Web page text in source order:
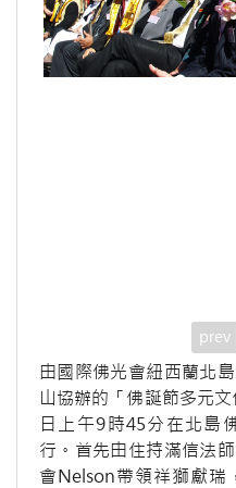
prev
由國際佛光會紐西蘭北
山協辦的「佛誕節多元
日上午9時45分在北島
行。首先由住持滿信法
會Nelson帶領祥獅獻瑞